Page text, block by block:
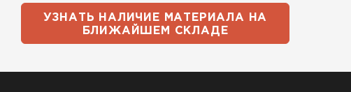
УЗНАТЬ НАЛИЧИЕ МАТЕРИАЛА НА
БЛИЖАЙШЕМ СКЛАДЕ